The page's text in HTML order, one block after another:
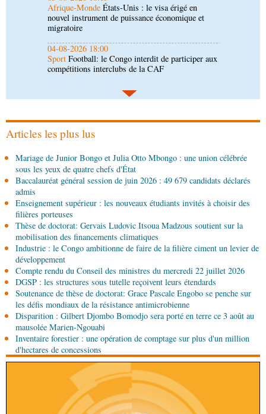
SportFootball: le Congo interdit de participer aux
compétitions interclubs de la CAF
04-08-2026 17:45
ÉconomieMinistère du Développement industriel :
le défi du renouveau
04-08-2026 17:45
formés aux métiers de l’hôtellerie
ÉconomieDéveloppement industriel : visite des
installations de Sofatt Industrie
04-08-2026 16:45
Économie
Rheinland rejoint le dispositif national
04-08-2026 14:00
Sport
Brazzaville au sommet d'une édition remarquable
04-08-2026 12:30
Afrique-MondeAfrique centrale : la Banque
mondiale finance la modernisation du corridor
routier Bangui-Douala
Articles les plus lus
Mariage de Junior Bongo et Julia Otto Mbongo : une union célébrée
sous les yeux de quatre chefs d'État
Baccalauréat général session de juin 2026 : 49 679 candidats déclarés
admis
Enseignement supérieur : les nouveaux étudiants invités à choisir des
filières porteuses
Thèse de doctorat: Gervais Ludovic Itsoua Madzous soutient sur la
mobilisation des financements climatiques
Industrie : le Congo ambitionne de faire de la filière ciment un levier de
développement
Compte rendu du Conseil des ministres du mercredi 22 juillet 2026
DGSP : les structures sous tutelle reçoivent leurs étendards
Soutenance de thèse de doctorat: Grace Pascale Engobo se penche sur
les défis mondiaux de la résistance antimicrobienne
Disparition : Gilbert Djombo Bomodjo sera porté en terre ce 3 août au
mausolée Marien-Ngouabi
Inventaire forestier : une opération de comptage sur plus d'un million
d'hectares de concessions